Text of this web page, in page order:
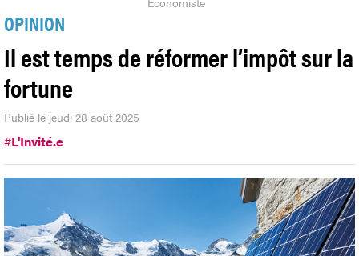
OPINION
Il est temps de réformer l’impôt sur la
fortune
Publié le jeudi 28 août 2025
#L'Invité.e